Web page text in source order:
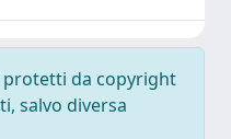
protetti da copyright
salvo diversa